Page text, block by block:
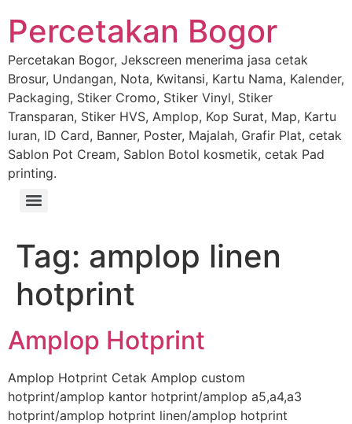
Percetakan Bogor
Percetakan Bogor, Jekscreen menerima jasa cetak
Brosur, Undangan, Nota, Kwitansi, Kartu Nama, Kalender,
Packaging, Stiker Cromo, Stiker Vinyl, Stiker
Transparan, Stiker HVS, Amplop, Kop Surat, Map, Kartu
Iuran, ID Card, Banner, Poster, Majalah, Grafir Plat, cetak
Sablon Pot Cream, Sablon Botol kosmetik, cetak Pad
printing.
Tag: amplop linen
hotprint
Amplop Hotprint
Amplop Hotprint Cetak Amplop custom
hotprint/amplop kantor hotprint/amplop a5,a4,a3
hotprint/amplop hotprint linen/amplop hotprint